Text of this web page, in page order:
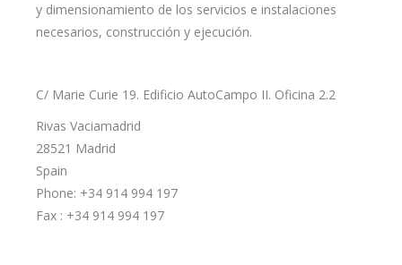
y dimensionamiento de los servicios e instalaciones
necesarios, construcción y ejecución.
C/ Marie Curie 19. Edificio AutoCampo II. Oficina 2.2
Rivas Vaciamadrid
28521 Madrid
Spain
Phone: +34 914 994 197
Fax : +34 914 994 197